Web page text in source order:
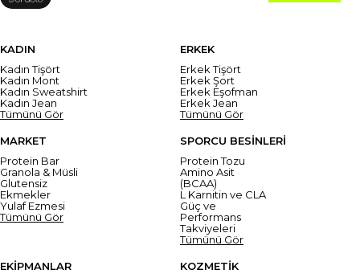
KADIN
Kadın Tişört
Kadın Mont
Kadın Sweatshirt
Kadın Jean
Tümünü Gör
ERKEK
Erkek Tişört
Erkek Şort
Erkek Eşofman
Erkek Jean
Tümünü Gör
MARKET
Protein Bar
Granola & Müsli
Glutensiz
Ekmekler
Yulaf Ezmesi
Tümünü Gör
SPORCU BESİNLERİ
Protein Tozu
Amino Asit
(BCAA)
L Karnitin ve CLA
Güç ve
Performans
Takviyeleri
Tümünü Gör
EKİPMANLAR
KOZMETİK